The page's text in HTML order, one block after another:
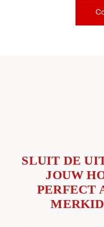
SLUIT DE
JOUW
PERFECT